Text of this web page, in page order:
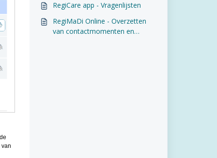
van
RegiCare app - Vragenlijsten
RegiMaDi Online - Overzetten
van contactmomenten en